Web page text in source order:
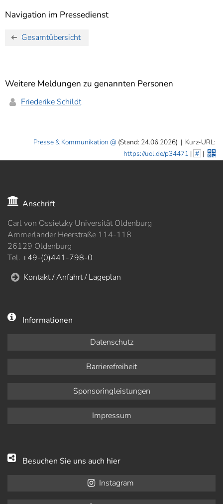
Navigation im Pressedienst
Gesamtübersicht
Weitere Meldungen zu genannten Personen
Friederike Schildt
Presse & Kommunikation (Stand: 24.06.2026) | Kurz-URL:
https://uol.de/p34471 | # |
Anschrift
Carl von Ossietzky Universität Oldenburg
Ammerländer Heerstraße 114-118
26129 Oldenburg
Tel. +49-(0)441-798-0
Kontakt / Anfahrt / Lageplan
Informationen
Datenschutz
Barrierefreiheit
Sponsoringleistungen
Impressum
Besuchen Sie uns auch hier
Instagram